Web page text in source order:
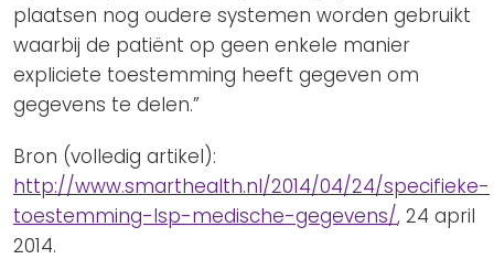
plaatsen nog oudere systemen worden gebruikt
waarbij de patiënt op geen enkele manier
expliciete toestemming heeft gegeven om
gegevens te delen.”
Bron (volledig artikel):
http://www.smarthealth.nl/2014/04/24/specifieke-
toestemming-lsp-medische-gegevens/, 24 april
2014.